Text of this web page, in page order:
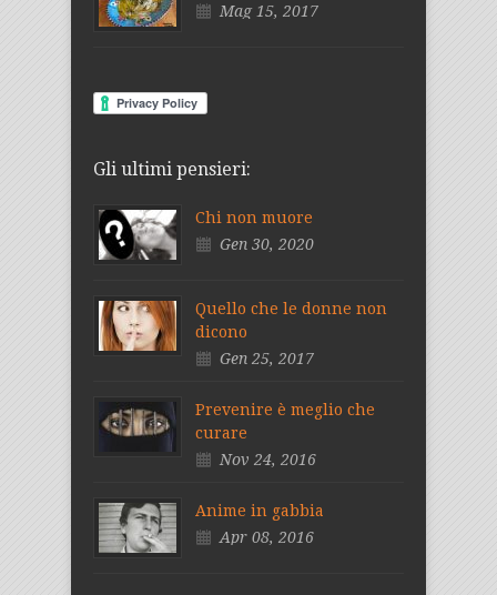
Mag 15, 2017
Gli ultimi pensieri:
Chi non muore
Gen 30, 2020
Quello che le donne non
dicono
Gen 25, 2017
Prevenire è meglio che
curare
Nov 24, 2016
Anime in gabbia
Apr 08, 2016